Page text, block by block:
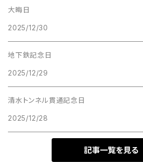
大晦日
2025/12/30
地下鉄記念日
2025/12/29
清水トンネル貫通記念日
2025/12/28
記事一覧を見る